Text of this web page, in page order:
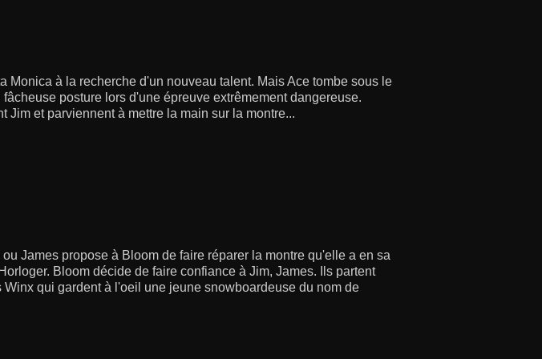
Monica à la recherche d'un nouveau talent. Mais Ace tombe sous le
posture lors d'une épreuve extrêmement dangereuse.
Jim et parviennent à mettre la main sur la montre...
James propose à Bloom de faire réparer la montre qu'elle a en sa
Bloom décide de faire confiance à Jim, James. Ils partent
qui gardent à l'oeil une jeune snowboardeuse du nom de